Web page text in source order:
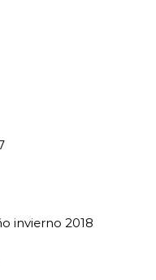
invierno 2018